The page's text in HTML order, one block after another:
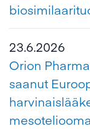
23.6.2026
Orion
saanut